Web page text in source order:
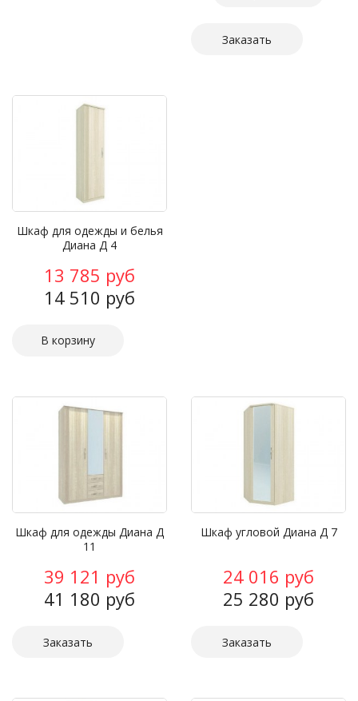
Заказать
Шкаф для одежды и белья
Диана Д 4
13 785 руб
14 510 руб
Шкаф для одежды Диана Д
11
39 121 руб
41 180 руб
Заказать
Шкаф угловой Диана Д 7
24 016 руб
25 280 руб
Заказать